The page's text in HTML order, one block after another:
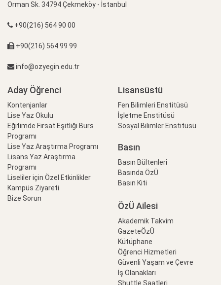
Orman Sk. 34794 Çekmeköy - İstanbul
+90(216) 564 90 00
+90(216) 564 99 99
info@ozyegin.edu.tr
Aday Öğrenci
Kontenjanlar
Lise Yaz Okulu
Eğitimde Fırsat Eşitliği Burs
Programı
Lise Yaz Araştırma Programı
Lisans Yaz Araştırma
Programı
Liseliler için Özel Etkinlikler
Kampüs Ziyareti
Bize Sorun
Lisansüstü
Fen Bilimleri Enstitüsü
İşletme Enstitüsü
Sosyal Bilimler Enstitüsü
Basın
Basın Bültenleri
Basında ÖzÜ
Basın Kiti
ÖzÜ Ailesi
Akademik Takvim
GazeteÖzÜ
Kütüphane
Öğrenci Hizmetleri
Güvenli Yaşam ve Çevre
İş Olanakları
Shuttle Saatleri